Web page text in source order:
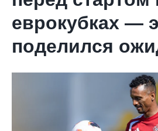
еврокубках —
поделился